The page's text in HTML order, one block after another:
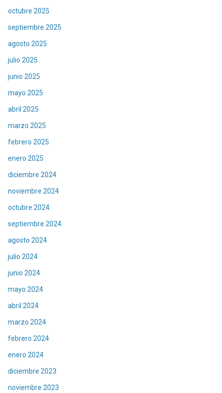
octubre 2025
septiembre 2025
agosto 2025
julio 2025
junio 2025
mayo 2025
abril 2025
marzo 2025
febrero 2025
enero 2025
diciembre 2024
noviembre 2024
octubre 2024
septiembre 2024
agosto 2024
julio 2024
junio 2024
mayo 2024
abril 2024
marzo 2024
febrero 2024
enero 2024
diciembre 2023
noviembre 2023